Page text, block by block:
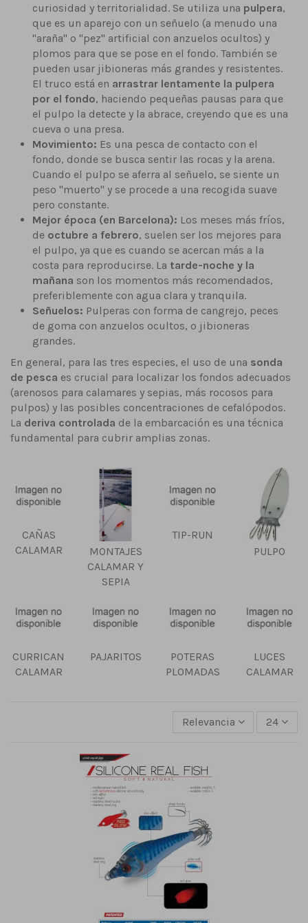
curiosidad y territorialidad. Se utiliza una pulpera,
que es un aparejo con un señuelo (a menudo una
"araña" o "pez" artificial con anzuelos ocultos) y
plomos para que se pose en el fondo. También se
pueden usar jibioneras más grandes y resistentes.
El truco está en arrastrar lentamente la pulpera
por el fondo, haciendo pequeñas pausas para que
el pulpo la detecte y la abrace, creyendo que es una
cueva o una presa.
Movimiento: Es una pesca de contacto con el
fondo, donde se busca sentir las rocas y la arena.
Cuando el pulpo se aferra al señuelo, se siente un
peso "muerto" y se procede a una recogida suave
pero constante.
Mejor época (en Barcelona): Los meses más fríos,
de octubre a febrero, suelen ser los mejores para
el pulpo, ya que es cuando se acercan más a la
costa para reproducirse. La tarde-noche y la
mañana son los momentos más recomendados,
preferiblemente con agua clara y tranquila.
Señuelos: Pulperas con forma de cangrejo, peces
de goma con anzuelos ocultos, o jibioneras
grandes.
En general, para las tres especies, el uso de una sonda
de pesca es crucial para localizar los fondos adecuados
(arenosos para calamares y sepias, más rocosos para
pulpos) y las posibles concentraciones de cefalópodos.
La deriva controlada de la embarcación es una técnica
fundamental para cubrir amplias zonas.
CAÑAS
CALAMAR
MONTAJES
CALAMAR Y
SEPIA
TIP-RUN
PULPO
CURRICAN
CALAMAR
PAJARITOS
POTERAS
PLOMADAS
LUCES
CALAMAR
Relevancia 24